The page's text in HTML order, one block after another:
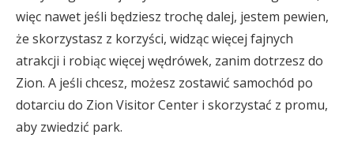
więc nawet jeśli będziesz trochę dalej, jestem pewien,
że skorzystasz z korzyści, widząc więcej fajnych
atrakcji i robiąc więcej wędrówek, zanim dotrzesz do
Zion. A jeśli chcesz, możesz zostawić samochód po
dotarciu do Zion Visitor Center i skorzystać z promu,
aby zwiedzić park.